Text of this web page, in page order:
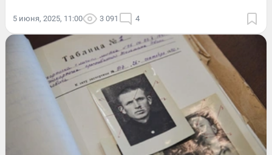
5 июня, 2025, 11:00 3 091 4